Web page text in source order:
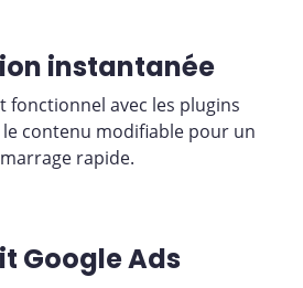
instantanée
fonctionnel avec les plugins
contenu modifiable pour un
rapide.
Google Ads